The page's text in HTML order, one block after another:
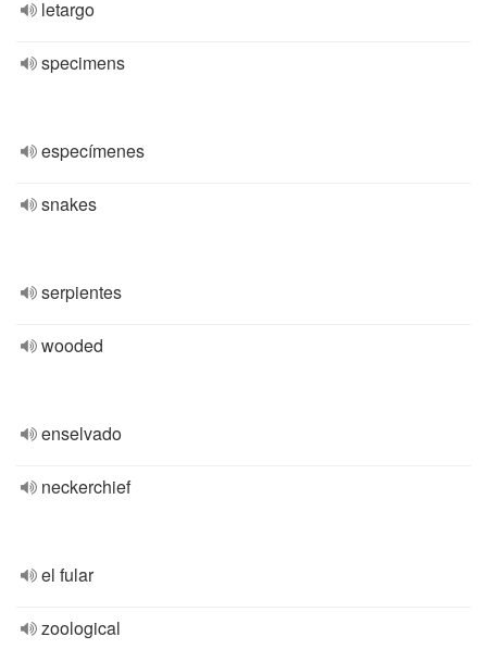
letargo
specimens
especímenes
snakes
serpientes
wooded
enselvado
neckerchief
el fular
zoological